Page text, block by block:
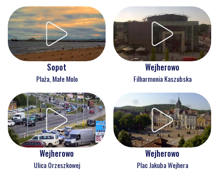
Sopot
Plaża, Małe Molo
Wejherowo
Filharmonia Kaszubska
Wejherowo
Ulica Orzeszkowej
Wejherowo
Plac Jakuba Wejhera